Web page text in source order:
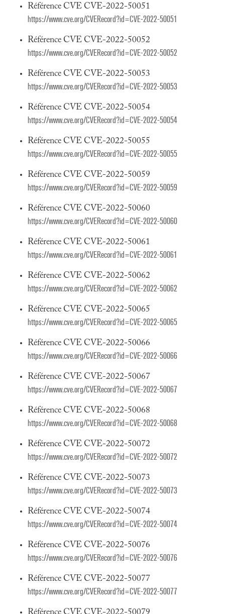
Référence CVE CVE-2022-50051
https://www.cve.org/CVERecord?id=CVE-2022-50051
Référence CVE CVE-2022-50052
https://www.cve.org/CVERecord?id=CVE-2022-50052
Référence CVE CVE-2022-50053
https://www.cve.org/CVERecord?id=CVE-2022-50053
Référence CVE CVE-2022-50054
https://www.cve.org/CVERecord?id=CVE-2022-50054
Référence CVE CVE-2022-50055
https://www.cve.org/CVERecord?id=CVE-2022-50055
Référence CVE CVE-2022-50059
https://www.cve.org/CVERecord?id=CVE-2022-50059
Référence CVE CVE-2022-50060
https://www.cve.org/CVERecord?id=CVE-2022-50060
Référence CVE CVE-2022-50061
https://www.cve.org/CVERecord?id=CVE-2022-50061
Référence CVE CVE-2022-50062
https://www.cve.org/CVERecord?id=CVE-2022-50062
Référence CVE CVE-2022-50065
https://www.cve.org/CVERecord?id=CVE-2022-50065
Référence CVE CVE-2022-50066
https://www.cve.org/CVERecord?id=CVE-2022-50066
Référence CVE CVE-2022-50067
https://www.cve.org/CVERecord?id=CVE-2022-50067
Référence CVE CVE-2022-50068
https://www.cve.org/CVERecord?id=CVE-2022-50068
Référence CVE CVE-2022-50072
https://www.cve.org/CVERecord?id=CVE-2022-50072
Référence CVE CVE-2022-50073
https://www.cve.org/CVERecord?id=CVE-2022-50073
Référence CVE CVE-2022-50074
https://www.cve.org/CVERecord?id=CVE-2022-50074
Référence CVE CVE-2022-50076
https://www.cve.org/CVERecord?id=CVE-2022-50076
Référence CVE CVE-2022-50077
https://www.cve.org/CVERecord?id=CVE-2022-50077